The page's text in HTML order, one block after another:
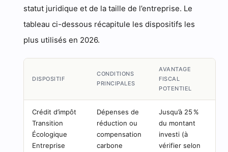
statut juridique et de la taille de l’entreprise. Le
tableau ci-dessous récapitule les dispositifs les
plus utilisés en 2026.
DISPOSITIF
CONDITIONS
PRINCIPALES
AVANTAGE
FISCAL
POTENTIEL
Crédit d’impôt
Transition
Écologique
Entreprise
Dépenses de
réduction ou
compensation
carbone
Jusqu’à 25 %
du montant
investi (à
vérifier selon